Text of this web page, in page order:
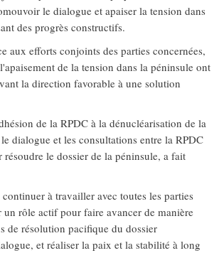
le dialogue et apaiser la tension dans
des progrès constructifs.
aux efforts conjoints des parties concernées,
de la tension dans la péninsule ont
la direction favorable à une solution
de la RPDC à la dénucléarisation de la
dialogue et les consultations entre la RPDC
résoudre le dossier de la péninsule, a fait
à travailler avec toutes les parties
un rôle actif pour faire avancer de manière
de résolution pacifique du dossier
et réaliser la paix et la stabilité à long